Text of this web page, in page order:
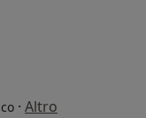
· Altro